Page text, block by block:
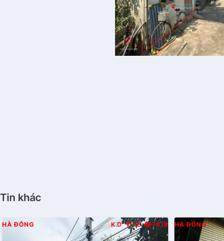
Tin khác
HÀ ĐÔNG K.D T.B 7618 HÀ ĐÔNG